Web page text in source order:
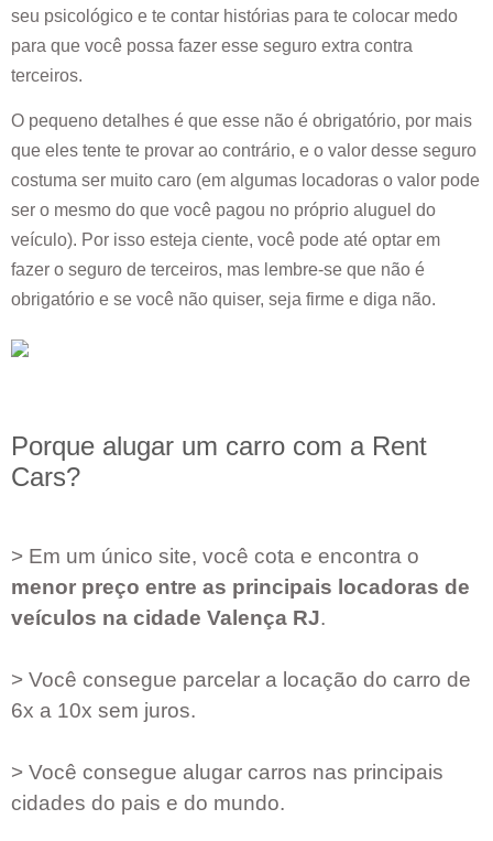
seu psicológico e te contar histórias para te colocar medo
para que você possa fazer esse seguro extra contra
terceiros.
O pequeno detalhes é que esse não é obrigatório, por mais
que eles tente te provar ao contrário, e o valor desse seguro
costuma ser muito caro (em algumas locadoras o valor pode
ser o mesmo do que você pagou no próprio aluguel do
veículo). Por isso esteja ciente, você pode até optar em
fazer o seguro de terceiros, mas lembre-se que não é
obrigatório e se você não quiser, seja firme e diga não.
Porque alugar um carro com a Rent
Cars?
> Em um único site, você cota e encontra o
menor preço entre as principais locadoras de
veículos na cidade Valença RJ.
> Você consegue parcelar a locação do carro de
6x a 10x sem juros.
> Você consegue alugar carros nas principais
cidades do pais e do mundo.